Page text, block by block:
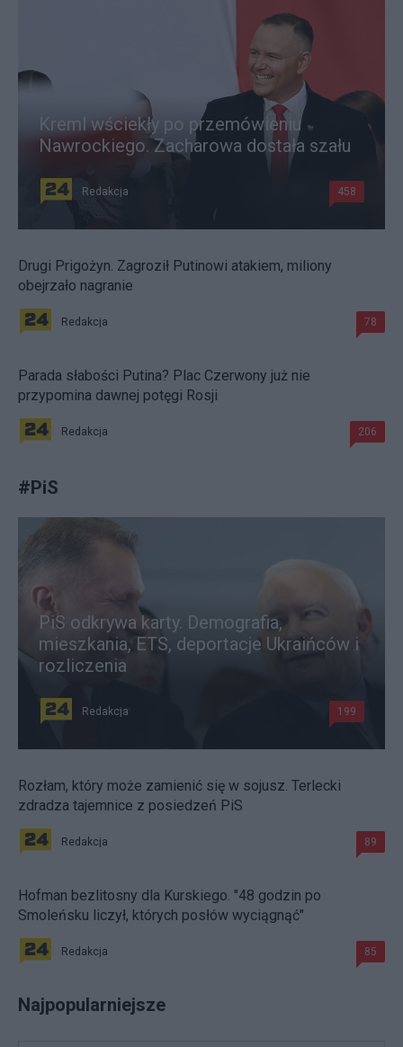
Kreml wściekły po przemówieniu
Nawrockiego. Zacharowa dostała szału
Redakcja 458
Drugi Prigożyn. Zagroził Putinowi atakiem, miliony
obejrzało nagranie
Redakcja 78
Parada słabości Putina? Plac Czerwony już nie
przypomina dawnej potęgi Rosji
Redakcja 206
#PiS
PiS odkrywa karty. Demografia,
mieszkania, ETS, deportacje Ukraińców i
rozliczenia
Redakcja 199
Rozłam, który może zamienić się w sojusz. Terlecki
zdradza tajemnice z posiedzeń PiS
Redakcja 89
Hofman bezlitosny dla Kurskiego. "48 godzin po
Smoleńsku liczył, których posłów wyciągnąć"
Redakcja 85
Najpopularniejsze